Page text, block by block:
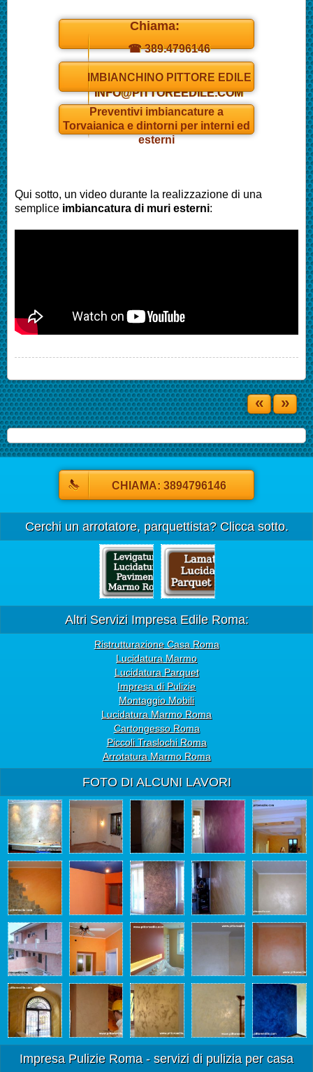
Chiama:
☎ 389.4796146
Daniel
INFO@PITTOREEDILE.COM
IMBIANCHINO PITTORE EDILE
Preventiviimbiancature a
Torvaianica e dintorni per interni ed
esterni
Qui sotto, un video durante la realizzazione di una
semplice imbiancatura di muri esterni:
« »
CHIAMA: 3894796146
Cerchi un arrotatore, parquettista? Clicca sotto.
Altri Servizi Impresa Edile Roma:
Ristrutturazione Casa Roma
Lucidatura Marmo
Lucidatura Parquet
Impresa di Pulizie
Montaggio Mobili
Lucidatura Marmo Roma
Cartongesso Roma
Piccoli Traslochi Roma
Arrotatura Marmo Roma
FOTO DI ALCUNI LAVORI
Impresa Pulizie Roma - servizi di pulizia per casa